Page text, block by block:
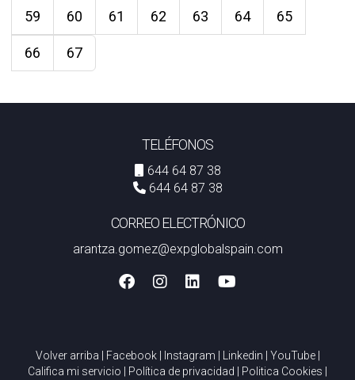
59 60 61 62 63 64 65
66 67
TELÉFONOS
644 64 87 38
644 64 87 38
CORREO ELECTRÓNICO
arantza.gomez@expglobalspain.com
Volver arriba Facebook| Instagram Linkedin YouTube|
Califica mi servicio
Política de privacidad Politica Cookies